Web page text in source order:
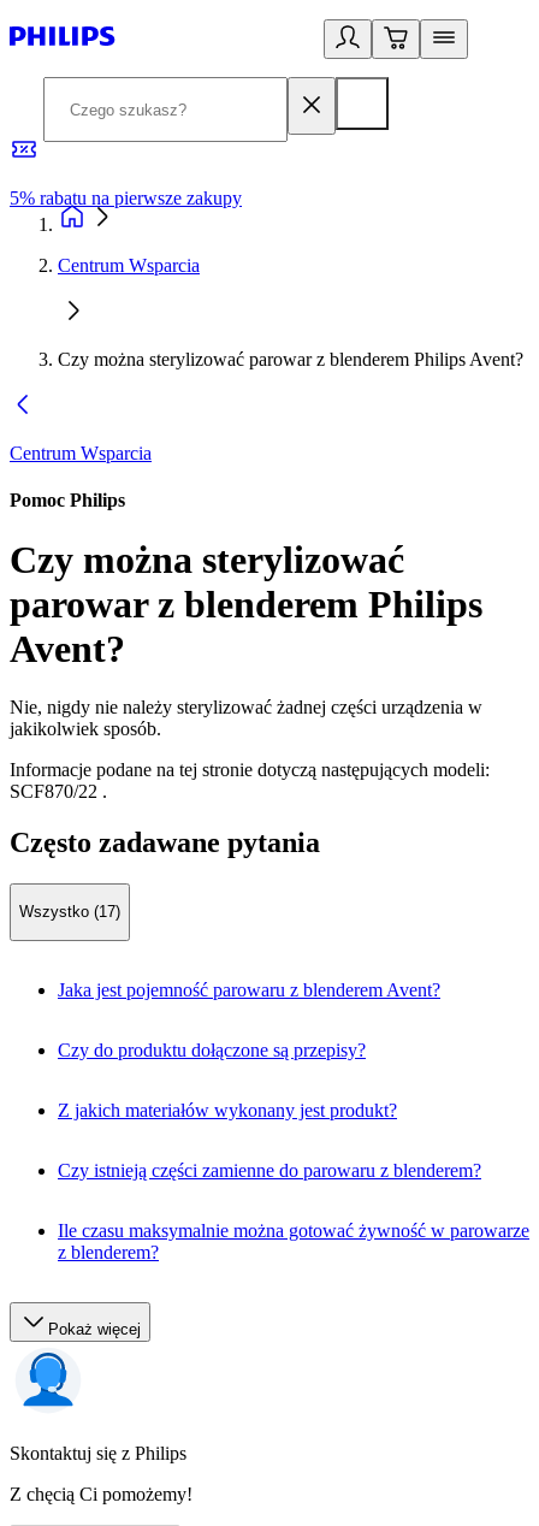
5% rabatu na pierwsze zakupy
Centrum Wsparcia
Czy można sterylizować parowar z blenderem Philips Avent?
Centrum Wsparcia
Pomoc Philips
Czy można sterylizować
parowar z blenderem Philips
Avent?
Nie, nigdy nie należy sterylizować żadnej części urządzenia w
jakikolwiek sposób.
Informacje podane na tej stronie dotyczą następujących modeli:
SCF870/22 .
Często zadawane pytania
Wszystko (17)
Jaka jest pojemność parowaru z blenderem Avent?
Czy do produktu dołączone są przepisy?
Z jakich materiałów wykonany jest produkt?
Czy istnieją części zamienne do parowaru z blenderem?
Ile czasu maksymalnie można gotować żywność w parowarze
z blenderem?
Pokaż więcej
Skontaktuj się z Philips
Z chęcią Ci pomożemy!